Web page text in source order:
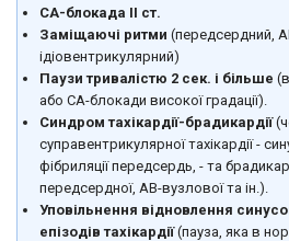
СА-блокада ІІ ст.
Заміщаючі ритми (передсердний,
ідіовентрикулярний)
Паузи тривалістю 2 сек. і більше
або СА-блокади високої градації).
Синдром тахікардії-брадикардії
суправентрикулярної тахікардії -
фібриляції передсердь, - та
передсердної, АВ-вузлової та ін.).
Уповільнення відновлення
епізодів тахікардії(пауза, яка в